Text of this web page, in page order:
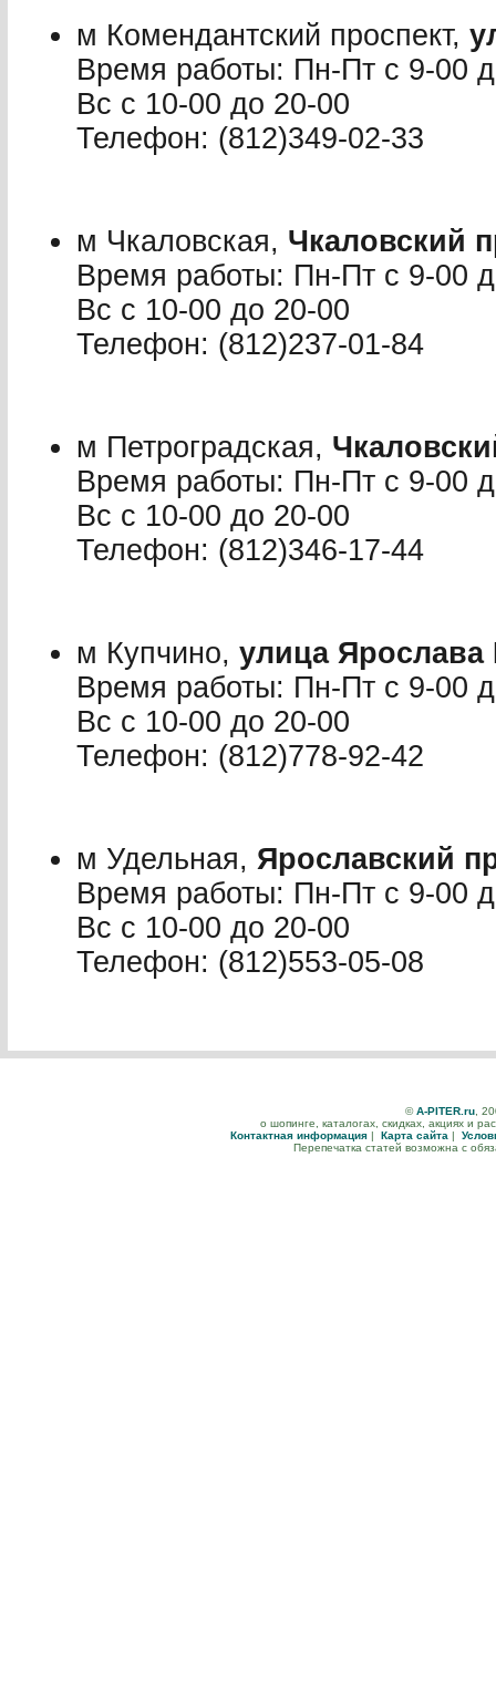
м Комендантский проспект,
Время работы: Пн-Пт с 9-00
Вс с 10-00 до 20-00
Телефон: (812)349-02-33
м Чкаловская, Чкаловский
Время работы: Пн-Пт с 9-00
Вс с 10-00 до 20-00
Телефон: (812)237-01-84
м Петроградская,
Время работы: Пн-Пт с 9-00
Вс с 10-00 до 20-00
Телефон: (812)346-17-44
м Купчино, улица Ярослава
Время работы: Пн-Пт с 9-00
Вс с 10-00 до 20-00
Телефон: (812)778-92-42
м Удельная, Ярославский
Время работы: Пн-Пт с 9-00
Вс с 10-00 до 20-00
Телефон: (812)553-05-08
©A-PITER.ru,
о шопинге, каталогах, скидках, акциях и
Контактная информация | Карта сайта |
Перепечатка статей возможна с